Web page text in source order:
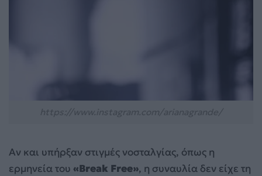
Αν και υπήρξαν στιγμές νοσταλγίας, όπως η
ερμηνεία του «Break Free», η συναυλία δεν είχε τη